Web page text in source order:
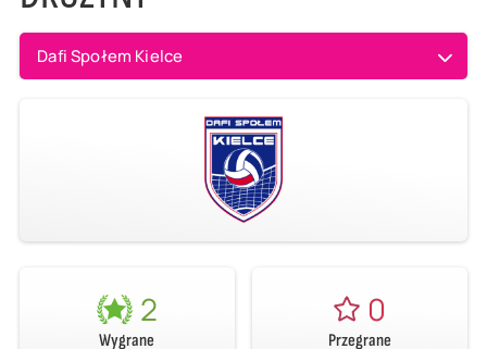
Dafi Społem Kielce
2
Wygrane
0
Przegrane